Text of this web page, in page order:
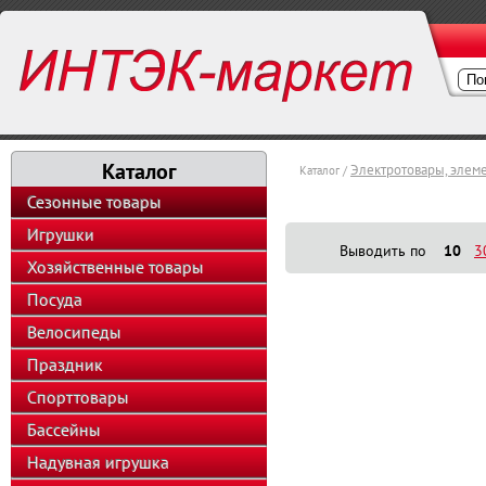
Каталог
Сезонные товары
Игрушки
Хозяйственные товары
Посуда
Велосипеды
Праздник
Спорттовары
Бассейны
Надувная игрушка
Каталог / Электротовары,
Выводить по 10